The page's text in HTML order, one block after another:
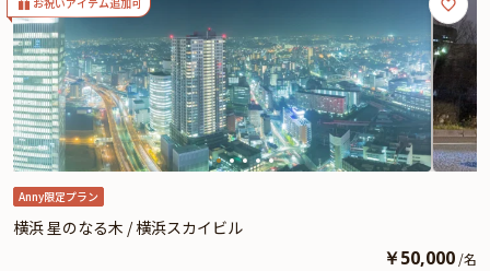
Anny限定プラン
横浜 星のなる木 / 横浜スカイビル
￥50,000 /名